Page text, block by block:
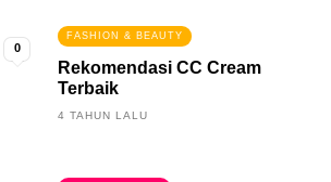
0
FASHION & BEAUTY
Rekomendasi CC Cream
Terbaik
4 TAHUN LALU